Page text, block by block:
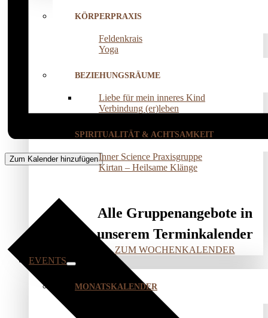
KÖRPERPRAXIS
Feldenkrais
Yoga
BEZIEHUNGSRÄUME
Liebe für mein inneres Kind
Verbindung (er)leben
SPIRITUALITÄT & ACHTSAMKEIT
Inner Science Praxisgruppe
Kirtan – Heilsame Klänge
Alle Gruppenangebote in
unserem Terminkalender
ZUM WOCHENKALENDER
EVENTS
MONATSKALENDER
Zum Kalender hinzufügen